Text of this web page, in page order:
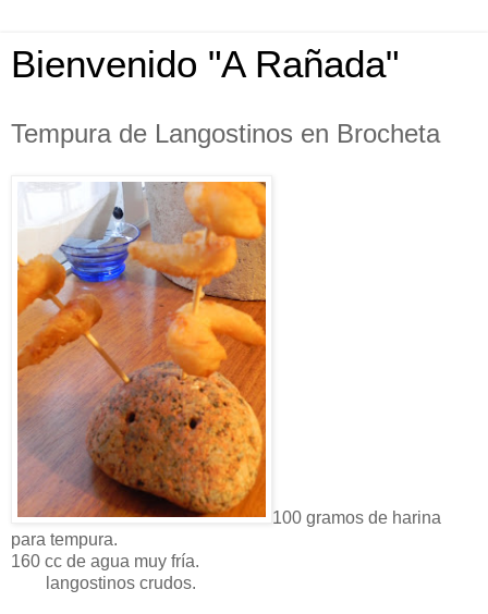
Bienvenido "A Rañada"
Tempura de Langostinos en Brocheta
100 gramos de harina
para tempura.
160 cc de agua muy fría.
langostinos crudos.